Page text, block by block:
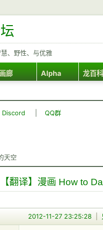
、野性、与优雅
廊 Alpha 龙百科
Discord QQ群
天空
【翻译】漫画 How to
2012-11-27 23:25:28